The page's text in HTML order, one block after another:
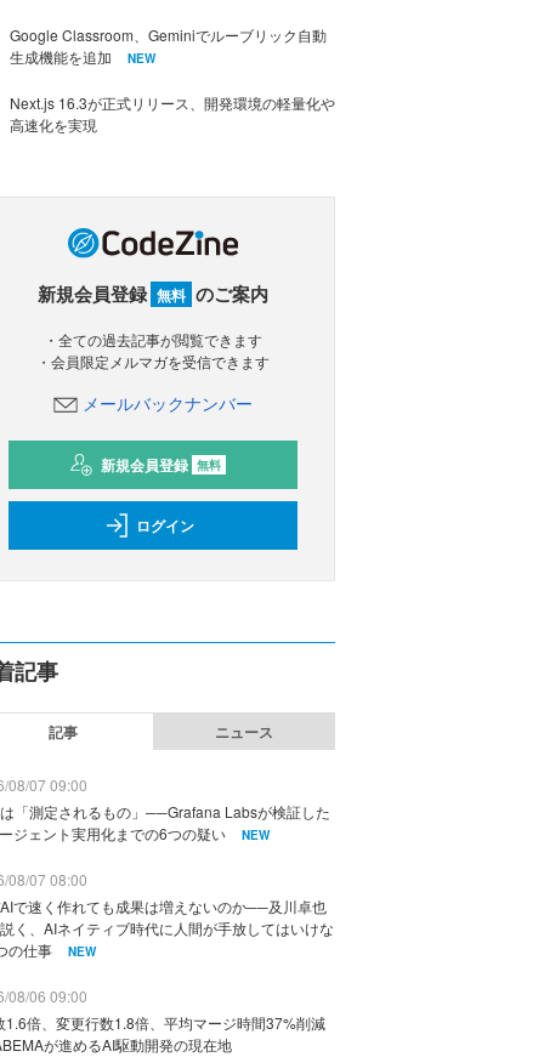
Google Classroom、Geminiでルーブリック自動
生成機能を追加
NEW
Next.js 16.3が正式リリース、開発環境の軽量化や
高速化を実現
新規会員登録 無料 のご案内
・全ての過去記事が閲覧できます
・会員限定メルマガを受信できます
メールバックナンバー
新規会員登録 無料
ログイン
記事
記事 ニュース
08/07 09:00
「測定されるもの」──Grafana Labsが検証した
ジェント実用化までの6つの疑い
NEW
08/07 08:00
で速く作れても成果は増えないのか──及川卓也
く、AIネイティブ時代に人間が手放してはいけな
の仕事
NEW
08/06 09:00
1.6倍、変更行数1.8倍、平均マージ時間37%削減
が進めるAI駆動開発の現在地